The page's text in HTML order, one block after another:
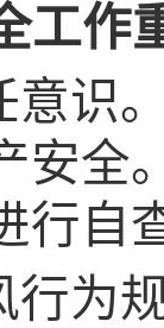
工作
意识
安全
行自
行为